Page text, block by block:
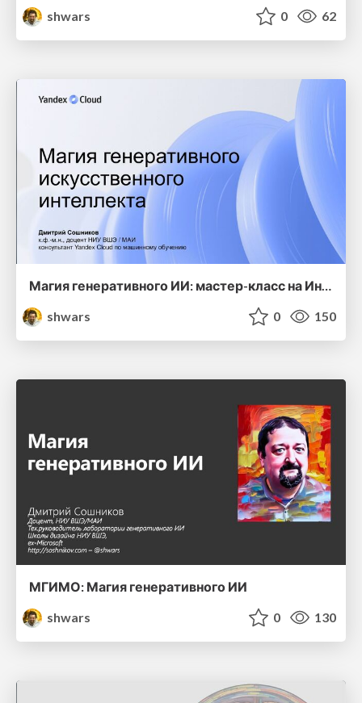
shwars 0 62
Магия генеративного ИИ: мастер-класс на Интермузей 2024
shwars
0 150
МГИМО: Магия генеративного ИИ
shwars
0 130